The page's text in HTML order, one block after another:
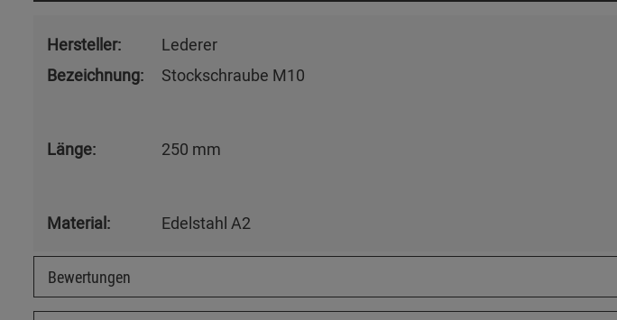
Hersteller:
Lederer
Bezeichnung:
Stockschraube M10
Länge: 250 mm
Material: Edelstahl A2
Bewertungen